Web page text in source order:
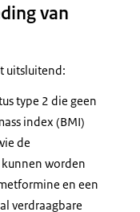
van
uitsluitend:
type 2 die geen
index (BMI)
de
worden
en een
verdraagbare